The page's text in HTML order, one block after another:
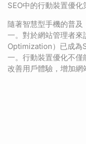
SEO中的行動裝置優
隨著智慧型手機的普及
一。對於網站管理者
Optimization）已成為
一。行動裝置優化不
改善用戶體驗，增加網